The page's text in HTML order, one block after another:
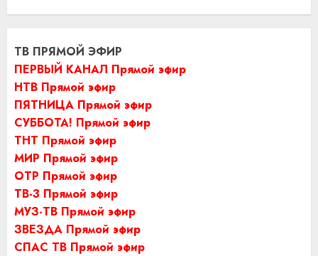
ТВ ПРЯМОЙ ЭФИР
ПЕРВЫЙ КАНАЛ Прямой эфир
НТВ Прямой эфир
ПЯТНИЦА Прямой эфир
СУББОТА! Прямой эфир
ТНТ Прямой эфир
МИР Прямой эфир
ОТР Прямой эфир
ТВ-3 Прямой эфир
МУЗ-ТВ Прямой эфир
ЗВЕЗДА Прямой эфир
СПАС ТВ Прямой эфир